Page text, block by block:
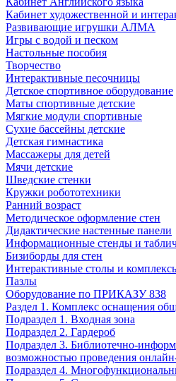
Кабинет художественной и
Развивающие игрушки АЛМА
Игры с водой и песком
Настольные пособия
Творчество
Интерактивные песочницы
Детское спортивное оборудование
Маты спортивные детские
Мягкие модули спортивные
Сухие бассейны детские
Детская гимнастика
Массажеры для детей
Мячи детские
Шведские стенки
Кружки робототехники
Ранний возраст
Методическое оформление стен
Дидактические настенные панели
Информационные стенды и
Бизиборды для стен
Интерактивные столы и
Пазлы
Оборудование по ПРИКАЗУ 838
Раздел 1. Комплекс оснащения
Подраздел 1. Входная зона
Подраздел 2. Гардероб
Подраздел 3. Библиотечно-
возможностью проведения
Подраздел 4.